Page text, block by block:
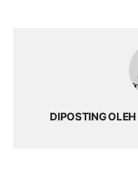
DIPOSTING OLEH